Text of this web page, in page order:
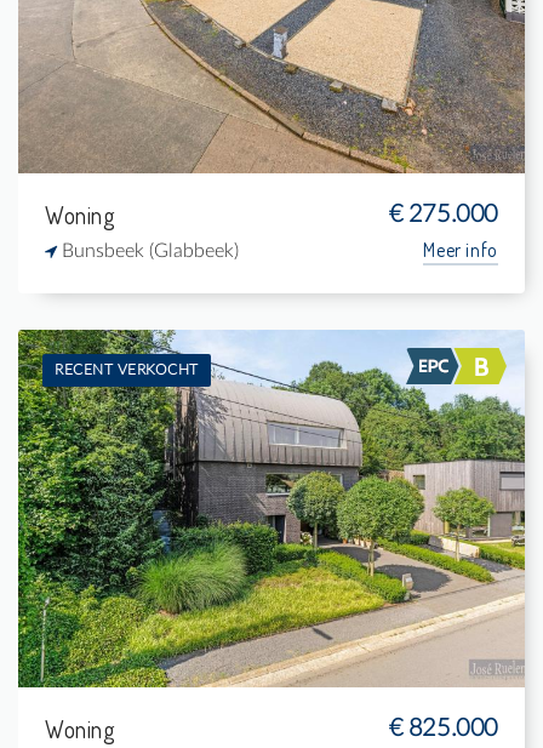
3
2.810 m²
1
177 m²
Woning € 275.000
Bunsbeek (Glabbeek) Meer info
RECENT VERKOCHT
Te koop: Woning
3
600 m²
2
-
Woning € 825.000